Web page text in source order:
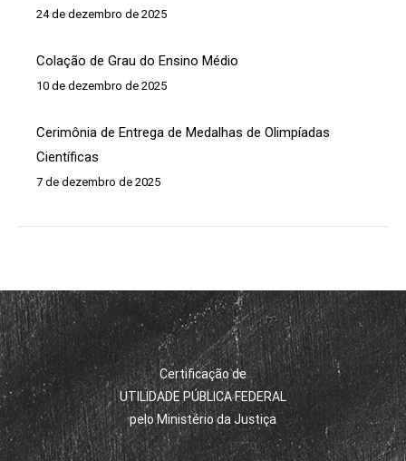
24 de dezembro de 2025
Colação de Grau do Ensino Médio
10 de dezembro de 2025
Cerimônia de Entrega de Medalhas de Olimpíadas
Científicas
7 de dezembro de 2025
Certificação de
UTILIDADE PÚBLICA FEDERAL
pelo Ministério da Justiça